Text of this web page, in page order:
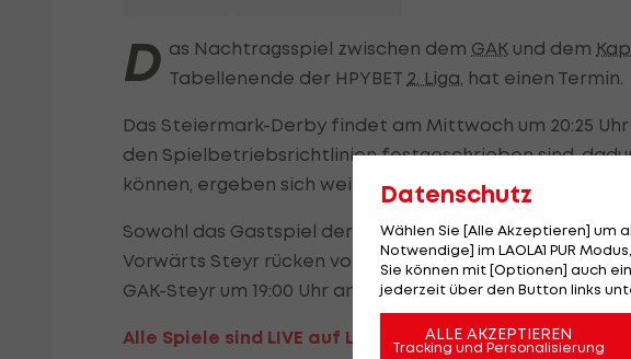
D as Nachtragsspiel zwischen dem GAK und dem
Tabellenende der HPYBET 2. Liga, hat einen Termin.
Das Steiermark-Derby findet am Mittwoch um 20:25
den Spielbetriebsrichtlinien festgeschrieben sind,
können, ergeben sich weitere Verschiebungen für die
Sowohl das Gastspiel der Kapfenberger beimFAC Wien
Vorwärts Steyr rücken vom Freitag auf den Samstag
GAK-Steyr um 19:00 Uhr angepfiffen.
Alle Spiele sind LIVE auf LAOLA1 zu sehen.
Datenschutz
Wählen Sie [Alle Akzeptieren] um
Notwendige] im LAOLA1 PUR
Sie können mit [Optionen] auch
jederzeit über den Button links
ALLE AKZEPTIEREN
Tracking und Personalisierung